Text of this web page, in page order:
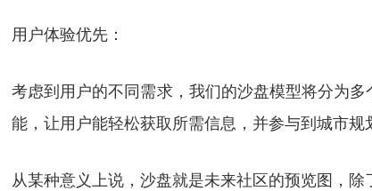
用户体验优先：
考虑到用户的不同需求，我们的沙盘模型将分为
能，让用户能轻松获取所需信息，并参与到城市规
从某种意义上说，沙盘就是未来社区的预览图，